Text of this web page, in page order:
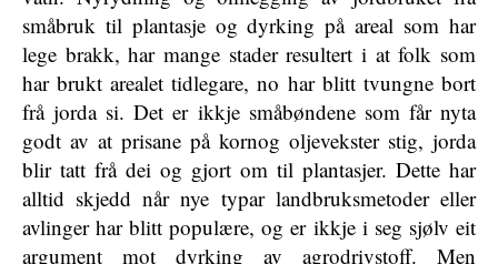
småbruk til plantasje og dyrking på areal som har
lege brakk, har mange stader resultert i at folk som
har brukt arealet tidlegare, no har blitt tvungne bort
frå jorda si. Det er ikkje småbøndene som får nyta
godt av at prisane på kornog oljevekster stig, jorda
blir tatt frå dei og gjort om til plantasjer. Dette har
alltid skjedd når nye typar landbruksmetoder eller
avlinger har blitt populære, og er ikkje i seg sjølv eit
argument mot dyrking av agrodrivstoff. Men